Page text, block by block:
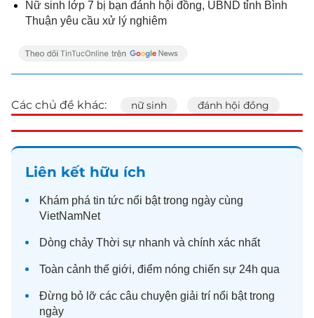
Nữ sinh lớp 7 bị bạn đánh hội đồng, UBND tỉnh Bình
Thuận yêu cầu xử lý nghiêm
Các chủ đề khác: nữ sinh đánh hội đồng
Liên kết hữu ích
Khám phá tin tức nổi bật trong ngày cùng
VietNamNet
Dòng chảy Thời sự nhanh và chính xác nhất
Toàn cảnh thế giới, điểm nóng chiến sự 24h qua
Đừng bỏ lỡ các câu chuyện giải trí nổi bật trong
ngày